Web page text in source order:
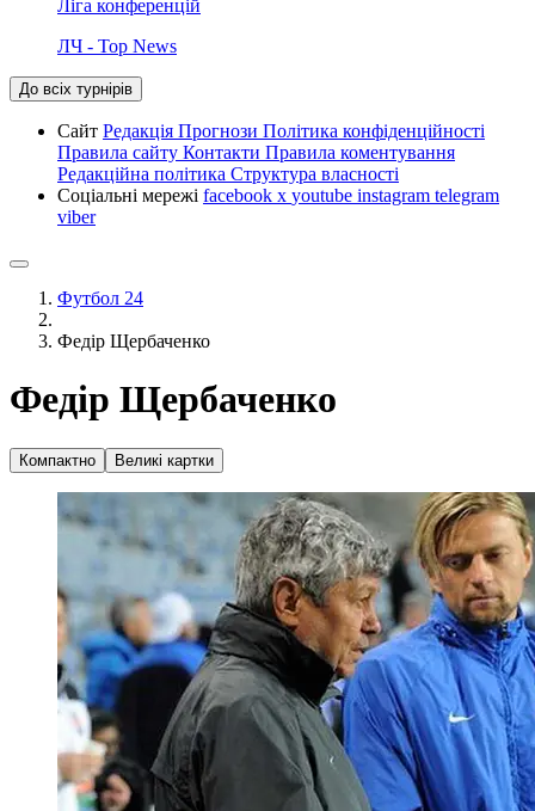
Ліга конференцій
ЛЧ - Top News
До всіх турнірів
Сайт Редакція Прогнози Політика конфіденційності
Правила сайту Контакти Правила коментування
Редакційна політика Структура власності
Соціальні мережі facebook x youtube instagram telegram
viber
Футбол 24
Федір Щербаченко
Федір Щербаченко
Компактно Великі картки